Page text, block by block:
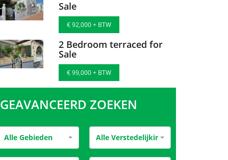
Sale
€ 92,000 + BTW
2 Bedroom terraced for
Sale
€ 99,000 + BTW
GEAVANCEERD ZOEKEN
Alle Gebieden Alle Verstedelijking